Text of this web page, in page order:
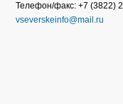
Телефон/факс: +7 (3822)
vseverskeinfo@mail.ru